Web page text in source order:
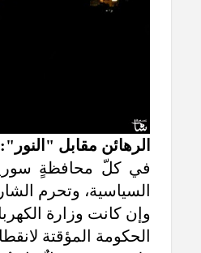
الرهائن مقابل "النور":
في كلّ محافظةٍ سوريةٍ
السياسية، وتحرم
وإن كانت وزارة
الحكومة المؤقتة